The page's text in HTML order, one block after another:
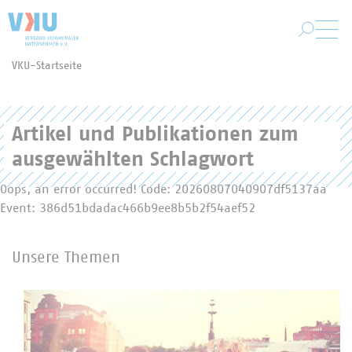
VKU-Startseite
Artikel und Publikationen zum
ausgewählten Schlagwort
Oops, an error occurred! Code: 20260807040907df5137aa
Event: 386d51bdadac466b9ee8b5b2f54aef52
Unsere Themen